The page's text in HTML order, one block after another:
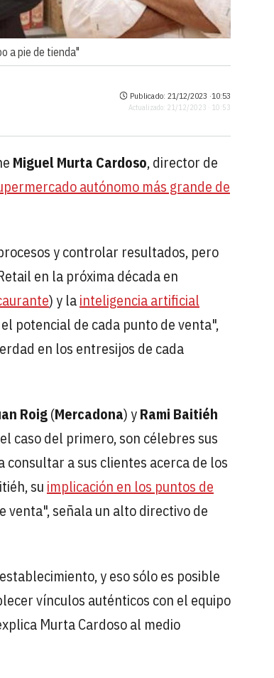
a pie de tienda"
Publicado: 21/12/2023 ·10:53
Actualizado: 21/12/2023 · 10:53
Miguel Murta Cardoso, director de
autónomo más grande de
y controlar resultados, pero
en la próxima década en
) y lainteligencia artificial
potencial de cada punto de venta",
en los entresijos de cada
Roig(Mercadona) yRami Baitiéh
caso del primero, son célebres sus
a sus clientes acerca de los
su implicación en los puntos de
venta", señala un alto directivo de
y eso sólo es posible
vínculos auténticos con el equipo
Murta Cardoso al medio